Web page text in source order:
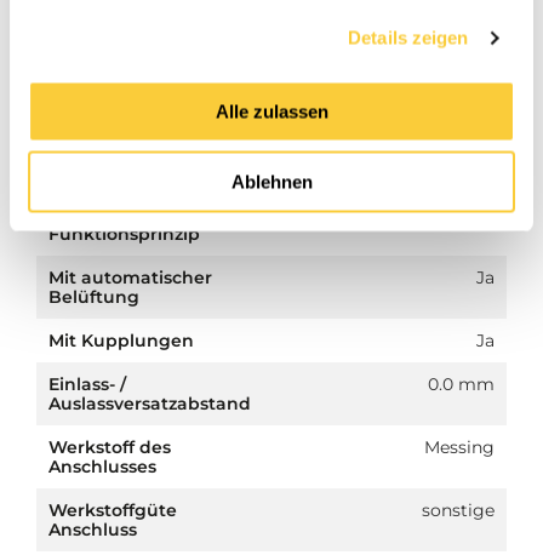
Details zeigen
Alle zulassen
Ablehnen
Mit herausnehmbarem
Magnetisches
Funktionsprinzip
Nein
Mit automatischer
Belüftung
Ja
Mit Kupplungen
Ja
Einlass- /
Auslassversatzabstand
0.0 mm
Werkstoff des
Anschlusses
Messing
Werkstoffgüte
Anschluss
sonstige